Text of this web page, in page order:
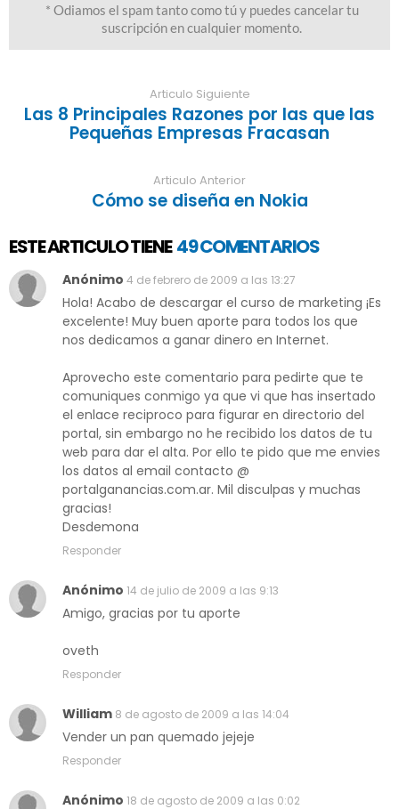
Articulo Siguiente
Las 8 Principales Razones por las que las
Pequeñas Empresas Fracasan
Articulo Anterior
Cómo se diseña en Nokia
ESTE ARTICULO TIENE 49 COMENTARIOS
Anónimo 4 de febrero de 2009 a las 13:27
Hola! Acabo de descargar el curso de marketing ¡Es
excelente! Muy buen aporte para todos los que
nos dedicamos a ganar dinero en Internet.
Aprovecho este comentario para pedirte que te
comuniques conmigo ya que vi que has insertado
el enlace reciproco para figurar en directorio del
portal, sin embargo no he recibido los datos de tu
web para dar el alta. Por ello te pido que me envies
los datos al email contacto @
portalganancias.com.ar. Mil disculpas y muchas
gracias!
Desdemona
Responder
Anónimo 14 de julio de 2009 a las 9:13
Amigo, gracias por tu aporte
oveth
Responder
William 8 de agosto de 2009 a las 14:04
Vender un pan quemado jejeje
Responder
Anónimo 18 de agosto de 2009 a las 0:02